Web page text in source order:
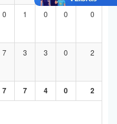
0 1 0 0 0
7 3 3 0 2
7 7 4 0 2